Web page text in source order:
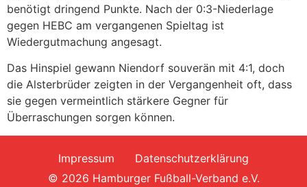
benötigt dringend Punkte. Nach der 0:3-Niederlage
gegen HEBC am vergangenen Spieltag ist
Wiedergutmachung angesagt.
Das Hinspiel gewann Niendorf souverän mit 4:1, doch
die Alsterbrüder zeigten in der Vergangenheit oft, dass
sie gegen vermeintlich stärkere Gegner für
Überraschungen sorgen können.
Impressum
Datenschutzerklärung
© 2026 Hamburger Fußball-Verband e.V.